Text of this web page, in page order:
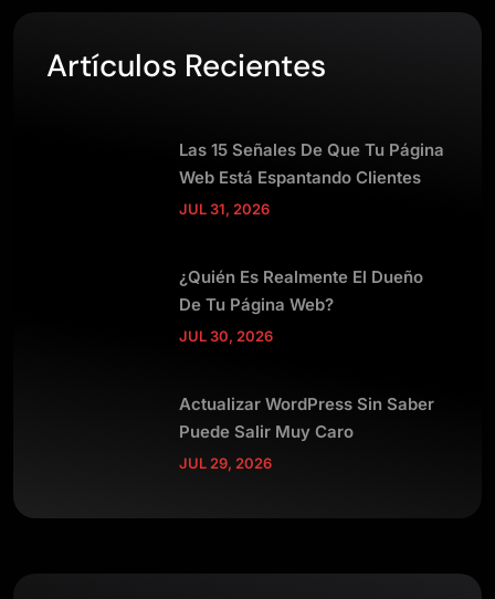
Artículos Recientes
Las 15 Señales De Que Tu Página
Web Está Espantando Clientes
JUL 31, 2026
¿Quién Es Realmente El Dueño
De Tu Página Web?
JUL 30, 2026
Actualizar WordPress Sin Saber
Puede Salir Muy Caro
JUL 29, 2026